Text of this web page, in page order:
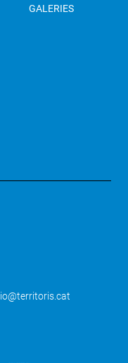
GALERIES